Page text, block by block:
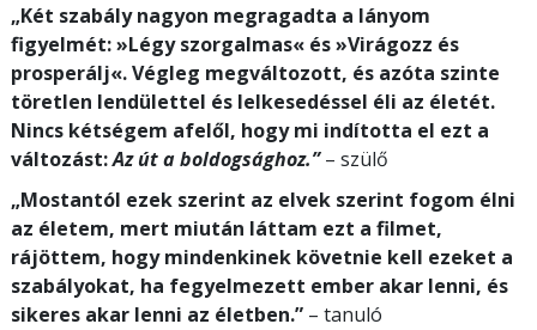
„Két szabály nagyon megragadta a lányom
figyelmét: »Légy szorgalmas« és »Virágozz és
prosperálj«. Végleg megváltozott, és azóta szinte
töretlen lendülettel és lelkesedéssel éli az életét.
Nincs kétségem afelől, hogy mi indította el ezt a
változást:Az út a boldogsághoz.”– szülő
„Mostantól ezek szerint az elvek szerint fogom élni
az életem, mert miután láttam ezt a filmet,
rájöttem, hogy mindenkinek követnie kell ezeket a
szabályokat, ha fegyelmezett ember akar lenni, és
sikeres akar lenni az életben.” – tanuló